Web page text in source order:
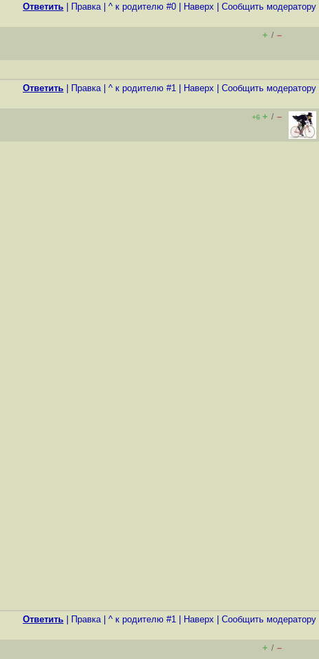
Ответить Правка| ^ к родителю #0 Наверх Cообщить модератору
+ / –
Ответить Правка| ^ к родителю #1 Наверх Cообщить модератору
+6 + / –
Ответить Правка| ^ к родителю #1 Наверх Cообщить модератору
+ / –